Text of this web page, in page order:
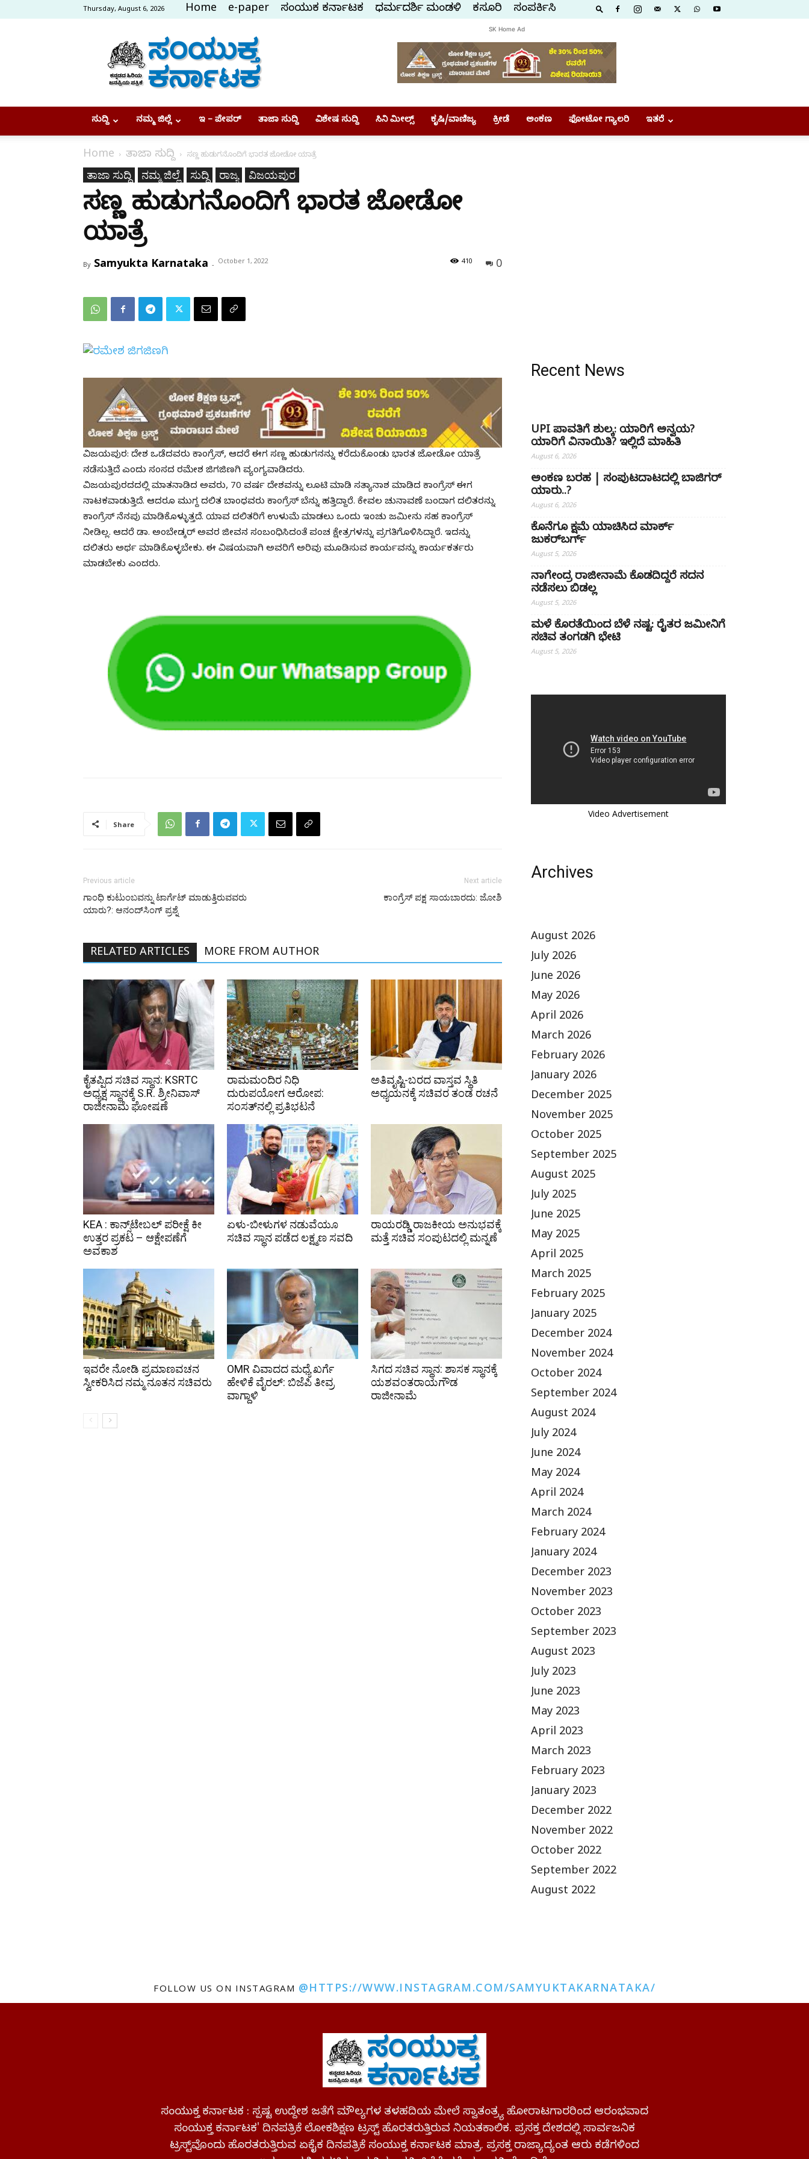
Thursday, August 6, 2026 Home e-paper ಸಂಯುಕ್ತ ಕರ್ನಾಟಕ ಧರ್ಮದರ್ಶಿ ಮಂಡಳಿ ಕಸ್ತೂರಿ ಸಂಪರ್ಕಿಸಿ
Samyukta
Karnataka
SK Home Ad
ಸುದ್ದಿ ನಮ್ಮ ಜಿಲ್ಲೆ ಇ – ಪೇಪರ್ ತಾಜಾ ಸುದ್ದಿ ವಿಶೇಷ ಸುದ್ದಿ ಸಿನಿ ಮೀಲ್ಸ್ ಕೃಷಿ/ವಾಣಿಜ್ಯ ಕ್ರೀಡೆ ಅಂಕಣ ಫೋಟೋ ಗ್ಯಾಲರಿ ಇತರೆ
Home ತಾಜಾ ಸುದ್ದಿ ಸಣ್ಣ ಹುಡುಗನೊಂದಿಗೆ ಭಾರತ ಜೋಡೋ ಯಾತ್ರೆ
ತಾಜಾ ಸುದ್ದಿ ನಮ್ಮ ಜಿಲ್ಲೆ ಸುದ್ದಿ ರಾಜ್ಯ ವಿಜಯಪುರ
ಸಣ್ಣ ಹುಡುಗನೊಂದಿಗೆ ಭಾರತ ಜೋಡೋ
ಯಾತ್ರೆ
By Samyukta Karnataka - October 1, 2022 0
410
ವಿಜಯಪುರ: ದೇಶ ಒಡೆದವರು ಕಾಂಗ್ರೆಸ್, ಆದರೆ ಈಗ ಸಣ್ಣ ಹುಡುಗನನ್ನು ಕರೆದುಕೊಂಡು ಭಾರತ ಜೋಡೋ ಯಾತ್ರೆ
ನಡೆಸುತ್ತಿದೆ ಎಂದು ಸಂಸದ ರಮೇಶ ಜಿಗಜಿಣಗಿ ವ್ಯಂಗ್ಯವಾಡಿದರು.
ವಿಜಯಪುರದದಲ್ಲಿ ಮಾತನಾಡಿದ ಅವರು, 70 ವರ್ಷ ದೇಶವನ್ನು ಲೂಟಿ ಮಾಡಿ ಸತ್ಯಾನಾಶ ಮಾಡಿದ ಕಾಂಗ್ರೆಸ್ ಈಗ
ನಾಟಕವಾಡುತ್ತಿದೆ. ಆದರೂ ಮುಗ್ದ ದಲಿತ ಬಾಂಧವರು ಕಾಂಗ್ರೆಸ್ ಬೆನ್ನು ಹತ್ತಿದ್ದಾರೆ. ಕೇವಲ ಚುನಾವಣೆ ಬಂದಾಗ ದಲಿತರನ್ನು
ಕಾಂಗ್ರೆಸ್ ನೆನಪು ಮಾಡಿಕೊಳ್ಳುತ್ತದೆ. ಯಾವ ದಲಿತರಿಗೆ ಉಳುಮೆ ಮಾಡಲು ಒಂದು ಇಂಚು ಜಮೀನು ಸಹ ಕಾಂಗ್ರೆಸ್
ನೀಡಿಲ್ಲ. ಆದರೆ ಡಾ. ಅಂಬೇಡ್ಕರ್ ಅವರ ಜೀವನ ಸಂಬಂಧಿಸಿದಂತೆ ಪಂಚ ಕ್ಷೇತ್ರಗಳನ್ನು ಪ್ರಗತಿಗೊಳಿಸಿದ್ದಾರೆ. ಇದನ್ನು
ದಲಿತರು ಅರ್ಥ ಮಾಡಿಕೊಳ್ಳಬೇಕು. ಈ ವಿಷಯವಾಗಿ ಅವರಿಗೆ ಅರಿವು ಮೂಡಿಸುವ ಕಾರ್ಯವನ್ನು ಕಾರ್ಯಕರ್ತರು
ಮಾಡಬೇಕು ಎಂದರು.
Share
Previous article
ಗಾಂಧಿ ಕುಟುಂಬವನ್ನು ಟಾರ್ಗೆಟ್ ಮಾಡುತ್ತಿರುವವರು
ಯಾರು?: ಆನಂದ್‌ಸಿಂಗ್‌ ಪ್ರಶ್ನೆ
Next article
ಕಾಂಗ್ರೆಸ್ ಪಕ್ಷ ಸಾಯಬಾರದು: ಜೋಶಿ
RELATED ARTICLES MORE FROM AUTHOR
ಕೈತಪ್ಪಿದ ಸಚಿವ ಸ್ಥಾನ: KSRTC
ಅಧ್ಯಕ್ಷ ಸ್ಥಾನಕ್ಕೆ S.R. ಶ್ರೀನಿವಾಸ್
ರಾಜೀನಾಮೆ ಘೋಷಣೆ
ರಾಮಮಂದಿರ ನಿಧಿ
ದುರುಪಯೋಗ ಆರೋಪ:
ಸಂಸತ್‌ನಲ್ಲಿ ಪ್ರತಿಭಟನೆ
ಅತಿವೃಷ್ಟಿ-ಬರದ ವಾಸ್ತವ ಸ್ಥಿತಿ
ಅಧ್ಯಯನಕ್ಕೆ ಸಚಿವರ ತಂಡ ರಚನೆ
KEA : ಕಾನ್ಸ್‌ಟೇಬಲ್ ಪರೀಕ್ಷೆ ಕೀ
ಉತ್ತರ ಪ್ರಕಟ – ಆಕ್ಷೇಪಣೆಗೆ
ಅವಕಾಶ
ಏಳು-ಬೀಳುಗಳ ನಡುವೆಯೂ
ಸಚಿವ ಸ್ಥಾನ ಪಡೆದ ಲಕ್ಷ್ಮಣ ಸವದಿ
ರಾಯರಡ್ಡಿ ರಾಜಕೀಯ ಅನುಭವಕ್ಕೆ
ಮತ್ತೆ ಸಚಿವ ಸಂಪುಟದಲ್ಲಿ ಮನ್ನಣೆ
ಇವರೇ ನೋಡಿ ಪ್ರಮಾಣವಚನ
ಸ್ವೀಕರಿಸಿದ ನಮ್ಮ ನೂತನ ಸಚಿವರು
OMR ವಿವಾದದ ಮಧ್ಯೆ ಖರ್ಗೆ
ಹೇಳಿಕೆ ವೈರಲ್: ಬಿಜೆಪಿ ತೀವ್ರ
ವಾಗ್ದಾಳಿ
ಸಿಗದ ಸಚಿವ ಸ್ಥಾನ: ಶಾಸಕ ಸ್ಥಾನಕ್ಕೆ
ಯಶವಂತರಾಯಗೌಡ
ರಾಜೀನಾಮೆ
Recent News
UPI ಪಾವತಿಗೆ ಶುಲ್ಕ: ಯಾರಿಗೆ ಅನ್ವಯ?
ಯಾರಿಗೆ ವಿನಾಯಿತಿ? ಇಲ್ಲಿದೆ ಮಾಹಿತಿ
August 6, 2026
ಅಂಕಣ ಬರಹ | ಸಂಪುಟದಾಟದಲ್ಲಿ ಬಾಜಿಗರ್
ಯಾರು..?
August 6, 2026
ಕೊನೆಗೂ ಕ್ಷಮೆ ಯಾಚಿಸಿದ ಮಾರ್ಕ್
ಜುಕರ್‌ಬರ್ಗ್
August 5, 2026
ನಾಗೇಂದ್ರ ರಾಜೀನಾಮೆ ಕೊಡದಿದ್ದರೆ ಸದನ
ನಡೆಸಲು ಬಿಡಲ್ಲ
August 5, 2026
ಮಳೆ ಕೊರತೆಯಿಂದ ಬೆಳೆ ನಷ್ಟ: ರೈತರ ಜಮೀನಿಗೆ
ಸಚಿವ ತಂಗಡಗಿ ಭೇಟಿ
August 5, 2026
Video Advertisement
Archives
August 2026
July 2026
June 2026
May 2026
April 2026
March 2026
February 2026
January 2026
December 2025
November 2025
October 2025
September 2025
August 2025
July 2025
June 2025
May 2025
April 2025
March 2025
February 2025
January 2025
December 2024
November 2024
October 2024
September 2024
August 2024
July 2024
June 2024
May 2024
April 2024
March 2024
February 2024
January 2024
December 2023
November 2023
October 2023
September 2023
August 2023
July 2023
June 2023
May 2023
April 2023
March 2023
February 2023
January 2023
December 2022
November 2022
October 2022
September 2022
August 2022
FOLLOW US ON INSTAGRAM @HTTPS://WWW.INSTAGRAM.COM/SAMYUKTAKARNATAKA/
ಸಂಯುಕ್ತ ಕರ್ನಾಟಕ : ಸ್ಪಷ್ಟ ಉದ್ದೇಶ ಜತೆಗೆ ಮೌಲ್ಯಗಳ ತಳಹದಿಯ ಮೇಲೆ ಸ್ವಾತಂತ್ರ್ಯ ಹೋರಾಟಗಾರರಿಂದ ಆರಂಭವಾದ
ಸಂಯುಕ್ತ ಕರ್ನಾಟಕ' ದಿನಪತ್ರಿಕೆ ಲೋಕಶಿಕ್ಷಣ ಟ್ರಸ್ಟ್ ಹೊರತರುತ್ತಿರುವ ನಿಯತಕಾಲಿಕ. ಪ್ರಸಕ್ತ ದೇಶದಲ್ಲಿ ಸಾರ್ವಜನಿಕ
ಟ್ರಸ್ಟ್‌ವೊಂದು ಹೊರತರುತ್ತಿರುವ ಏಕೈಕ ದಿನಪತ್ರಿಕೆ ಸಂಯುಕ್ತ ಕರ್ನಾಟಕ ಮಾತ್ರ. ಪ್ರಸಕ್ತ ರಾಜ್ಯಾದ್ಯಂತ ಆರು ಕಡೆಗಳಿಂದ